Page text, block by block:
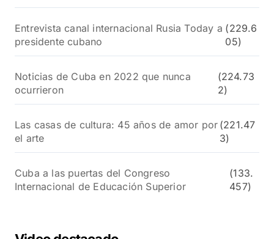
Entrevista canal internacional Rusia Today a
presidente cubano
(229.6
05)
Noticias de Cuba en 2022 que nunca
ocurrieron
(224.73
2)
Las casas de cultura: 45 años de amor por
el arte
(221.47
3)
Cuba a las puertas del Congreso
Internacional de Educación Superior
(133.
457)